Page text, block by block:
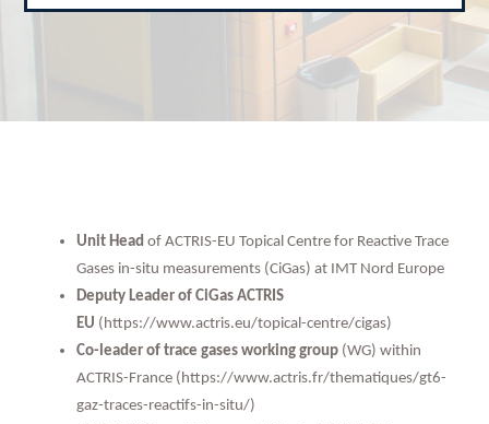
Unit Head of ACTRIS-EU Topical Centre for Reactive Trace
Gases in-situ measurements (CiGas) at IMT Nord Europe
Deputy Leader of CiGas ACTRIS
EU (https://www.actris.eu/topical-centre/cigas)
Co-leader of trace gases working group (WG) within
ACTRIS-France (https://www.actris.fr/thematiques/gt6-
gaz-traces-reactifs-in-situ/)